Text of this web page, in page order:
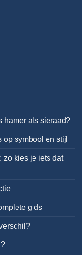
hamer als sieraad?
symbool en stijl
zo kies je iets dat
gids